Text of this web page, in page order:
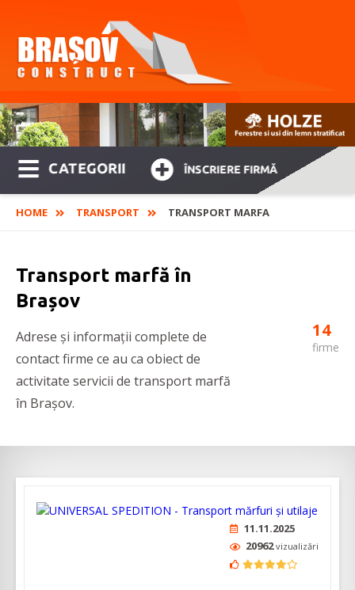
CATEGORII ÎNSCRIERE FIRMĂ
HOME TRANSPORT TRANSPORT MARFA
Transport marfă în
Brașov
Adrese și informații complete de
contact firme ce au ca obiect de
activitate servicii de transport marfă
în Brașov.
14
firme
11.11.2025
20962vizualizări